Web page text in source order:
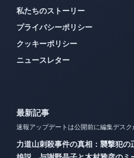
私たちのストーリー
プライバシーポリシー
クッキーポリシー
ニュースレター
最新記事
速報アップデートは公開前に編集デスク
力道山刺殺事件の真相：襲撃犯